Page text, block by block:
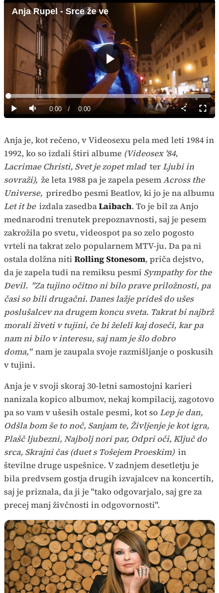
Anja Rupel - Srce že ve
Predvajaj
PredvajajTiho Current
0:00 / Duration
0:00
Loaded:
0%
način
Anja je, kot rečeno, v Videosexu pela med leti 1984 in
1992, ko so izdali štiri albume (Videosex '84,
Lacrimae Christi, Svet je zopet mlad terLjubi in
sovraži), že leta 1988 pa je zapela pesemAcross the
Universe, priredbo pesmi Beatlov, ki jo je na albumu
Let it be izdala zasedbaLaibach. To je bil za Anjo
mednarodni trenutek prepoznavnosti, saj je pesem
zakrožila po svetu, videospot pa so zelo pogosto
vrteli na takrat zelo popularnem MTV-ju. Da pa ni
ostala dolžna niti Rolling Stonesom, priča dejstvo,
da je zapela tudi na remiksu pesmi Sympathy for the
Devil. "Za tujino očitno ni bilo prave priložnosti, pa
časi so bili drugačni. Danes lažje prideš do ušes
poslušalcev na drugem koncu sveta. Takrat bi najbrž
morali živeti v tujini, če bi želeli kaj doseči, kar pa
nam ni bilo v interesu, saj nam je šlo dobro
doma," nam je zaupala svoje razmišljanje o poskusih
v tujini.
Anja je v svoji skoraj 30-letni samostojni karieri
nanizala kopico albumov, nekaj kompilacij, zagotovo
pa so vam v ušesih ostale pesmi, kot soLep je dan,
Odšla bom še to noč, Sanjam te, Življenje je kot igra,
Plašč ljubezni, Najbolj nori par, Odpri oči, Ključ do
srca, Skrajni čas (duet s Tošejem Proeskim) in
številne druge uspešnice. V zadnjem desetletju je
bila predvsem gostja drugih izvajalcev na koncertih,
saj je priznala, da ji je "tako odgovarjalo, saj gre za
precej manj živčnosti in odgovornosti".